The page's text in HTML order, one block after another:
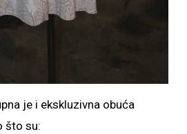
je i ekskluzivna obuća
što su: